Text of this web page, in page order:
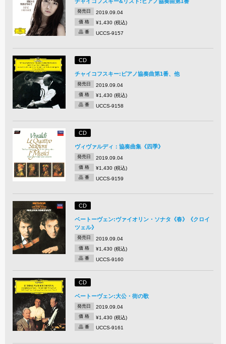
チャイコフスキー&リスト:ピアノ協奏曲第1番
発売日 2019.09.04
価 格 ¥1,430 (税込)
品 番 UCCS-9157
CD
チャイコフスキー:ピアノ協奏曲第1番、他
発売日 2019.09.04
価 格 ¥1,430 (税込)
品 番 UCCS-9158
CD
ヴィヴァルディ：協奏曲集《四季》
発売日 2019.09.04
価 格 ¥1,430 (税込)
品 番 UCCS-9159
CD
ベートーヴェン:ヴァイオリン・ソナタ《春》《クロイ
ツェル》
発売日 2019.09.04
価 格 ¥1,430 (税込)
品 番 UCCS-9160
CD
ベートーヴェン:大公・街の歌
発売日 2019.09.04
価 格 ¥1,430 (税込)
品 番 UCCS-9161